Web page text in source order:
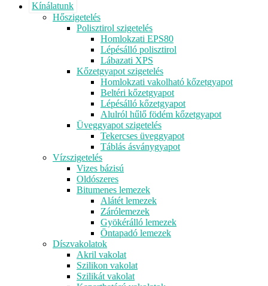
Kínálatunk
Hőszigetelés
Polisztirol szigetelés
Homlokzati EPS80
Lépésálló polisztirol
Lábazati XPS
Kőzetgyapot szigetelés
Homlokzati vakolható kőzetgyapot
Beltéri kőzetgyapot
Lépésálló kőzetgyapot
Alulról hűlő födém kőzetgyapot
Üveggyapot szigetelés
Tekercses üveggyapot
Táblás ásványgyapot
Vízszigetelés
Vizes bázisú
Oldószeres
Bitumenes lemezek
Alátét lemezek
Zárólemezek
Gyökérálló lemezek
Öntapadó lemezek
Díszvakolatok
Akril vakolat
Szilikon vakolat
Szilikát vakolat